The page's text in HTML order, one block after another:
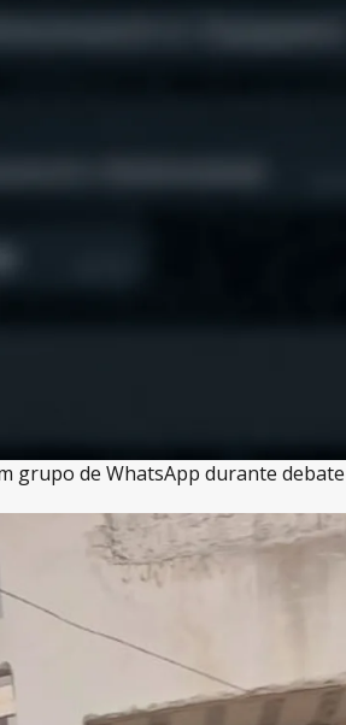
grupo de WhatsApp durante